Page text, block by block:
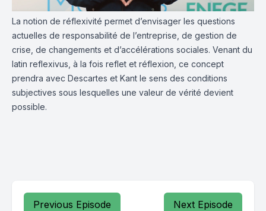
La notion de réflexivité permet d’envisager les questions
actuelles de responsabilité de l’entreprise, de gestion de
crise, de changements et d’accélérations sociales. Venant du
latin reflexivus, à la fois reflet et réflexion, ce concept
prendra avec Descartes et Kant le sens des conditions
subjectives sous lesquelles une valeur de vérité devient
possible.
Previous Episode Next Episode